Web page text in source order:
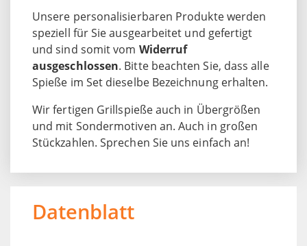
Unsere personalisierbaren Produkte werden
speziell für Sie ausgearbeitet und gefertigt
und sind somit vom Widerruf
ausgeschlossen. Bitte beachten Sie, dass alle
Spieße im Set dieselbe Bezeichnung erhalten.
Wir fertigen Grillspieße auch in Übergrößen
und mit Sondermotiven an. Auch in großen
Stückzahlen. Sprechen Sie uns einfach an!
Datenblatt